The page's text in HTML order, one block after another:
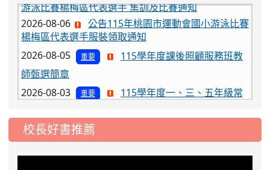
2026-08-06
公告115年桃園市運動會國小游泳比賽
楊梅區代表選手服裝領取通知
2026-08-05
重要
115學年度課後照顧服務班教
師甄選簡章
2026-08-03
態編班結果公告
2026-07-31
公告
學校對面建案申請8月份「施
工車輛臨停」一案，請各位用路人留意
2026-07-17
公告
公告-115年桃園市運動會國小
校長好書推薦